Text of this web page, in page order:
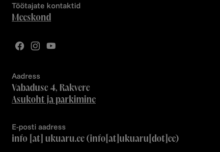
Töötajate kontaktid
Meeskond
Aadress
Vabaduse 4, Rakvere
Asukoht ja parkimine
E-posti aadress
info [at] ukuaru.ee(info[at]ukuaru[dot]ee)